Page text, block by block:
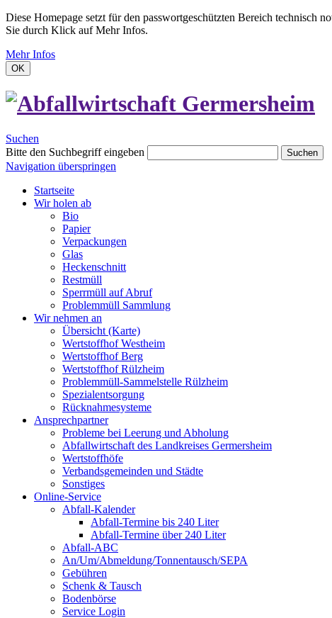
Diese Homepage setzt für den passwortgeschützten Bereich technisch
Sie durch Klick auf Mehr Infos.
Mehr Infos
OK
Suchen
Bitte den Suchbegriff eingeben
Suchen
Navigation überspringen
Startseite
Wir holen ab
Bio
Papier
Verpackungen
Glas
Heckenschnitt
Restmüll
Sperrmüll auf Abruf
Problemmüll Sammlung
Wir nehmen an
Übersicht (Karte)
Wertstoffhof Westheim
Wertstoffhof Berg
Wertstoffhof Rülzheim
Problemmüll-Sammelstelle Rülzheim
Spezialentsorgung
Rücknahmesysteme
Ansprechpartner
Probleme bei Leerung und Abholung
Abfallwirtschaft des Landkreises Germersheim
Wertstoffhöfe
Verbandsgemeinden und Städte
Sonstiges
Online-Service
Abfall-Kalender
Abfall-Termine bis 240 Liter
Abfall-Termine über 240 Liter
Abfall-ABC
An/Um/Abmeldung/Tonnentausch/SEPA
Gebühren
Schenk & Tausch
Bodenbörse
Service Login